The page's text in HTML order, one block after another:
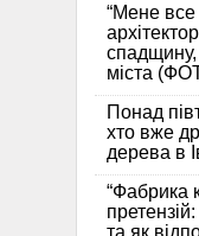
“Мене все
спадщину,
міста
Понад
хто вже
дерева в
“Фабрика
та як